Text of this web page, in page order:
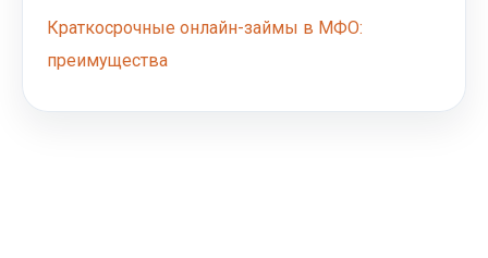
Краткосрочные онлайн-займы в МФО:
преимущества